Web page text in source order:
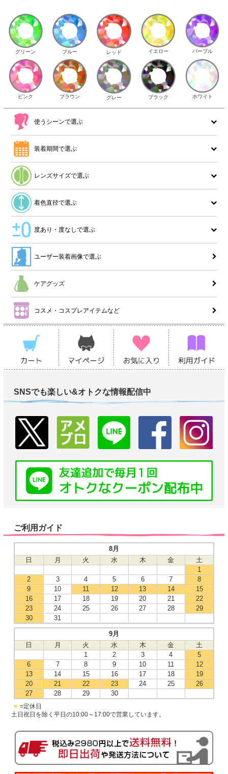
グリーン ブルー レッド イエロー パープル
ピンク ブラウン グレー ブラック ホワイト
使うシーンで選ぶ
装着期間で選ぶ
レンズサイズで選ぶ
着色直径で選ぶ
度あり・度なしで選ぶ
ユーザー装着画像で選ぶ
ケアグッズ
コスメ・コスプレアイテムなど
SNSでも楽しい&オトクな情報配信中
ご利用ガイド
8月
日
月 火 水 木 金
土
1
2
3 4 5 6 7
8
9
10 11 12 13 14
15
16
17 18 19 20 21
22
23
24 25 26 27 28
29
30
31
9月
日
月 火 水 木 金
土
1
2 3 4
5
6
7 8 9 10 11
12
13
14 15 16 17 18
19
20
21 22 23 24 25
26
27
28 29 30
■ =定休日
土日祝日を除く平日の10:00～17:00で営業しています。